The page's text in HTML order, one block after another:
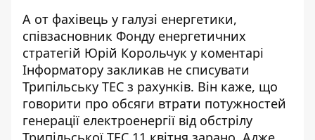
А от фахівець у галузі енергетики,
cпівзасновник Фонду енергетичних
стратегій Юрій Корольчук у коментарі
Інформатору закликав не списувати
Трипільську ТЕС з рахунків. Він каже, що
говорити про обсяги втрати потужностей
генерації електроенергії від обстрілу